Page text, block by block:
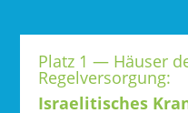
Platz 1 — Häuser
Regelversorgung:
Israelitisches